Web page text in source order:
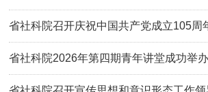
省社科院召开庆祝中国共产党成立105周
省社科院2026年第四期青年讲堂成功举办